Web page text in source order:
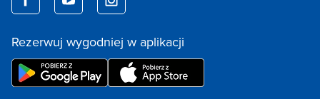
Rezerwuj wygodniej w aplikacji